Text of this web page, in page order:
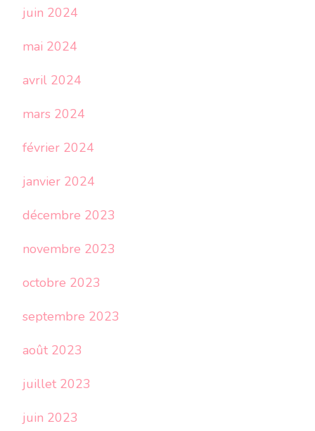
juin 2024
mai 2024
avril 2024
mars 2024
février 2024
janvier 2024
décembre 2023
novembre 2023
octobre 2023
septembre 2023
août 2023
juillet 2023
juin 2023